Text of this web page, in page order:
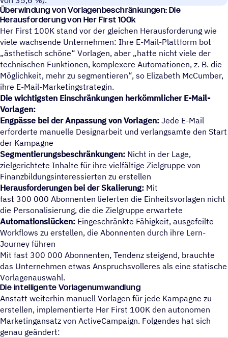
Überwindung von Vorlagenbeschränkungen: Die
Herausforderung von Her First 100k
Her First 100K stand vor der gleichen Herausforderung wie
viele wachsende Unternehmen: Ihre E-Mail-Plattform bot
ästhetisch schöne“ Vorlagen, aber „hatte nicht viele der
technischen Funktionen, komplexere Automationen, z. B. die
Möglichkeit, mehr zu segmentieren“, so Elizabeth McCumber,
ihre E-Mail-Marketingstrategin.
Die wichtigsten Einschränkungen herkömmlicher E-Mail-
Vorlagen:
Engpässe bei der Anpassung von Vorlagen: Jede E-Mail
erforderte manuelle Designarbeit und verlangsamte den Start
der Kampagne
Segmentierungsbeschränkungen: Nicht in der Lage,
zielgerichtete Inhalte für ihre vielfältige Zielgruppe von
Finanzbildungsinteressierten zu erstellen
Herausforderungen bei der Skalierung: Mit
fast 300 000 Abonnenten lieferten die Einheitsvorlagen nicht
die Personalisierung, die die Zielgruppe erwartete
Automationslücken: Eingeschränkte Fähigkeit, ausgefeilte
Workflows zu erstellen, die Abonnenten durch ihre Lern-
Journey führen
Mit fast 300 000 Abonnenten, Tendenz steigend, brauchte
das Unternehmen etwas Anspruchsvolleres als eine statische
Vorlagenauswahl.
Die intelligente Vorlagenumwandlung
Anstatt weiterhin manuell Vorlagen für jede Kampagne zu
erstellen, implementierte Her First 100K den autonomen
Marketingansatz von ActiveCampaign. Folgendes hat sich
genau geändert: